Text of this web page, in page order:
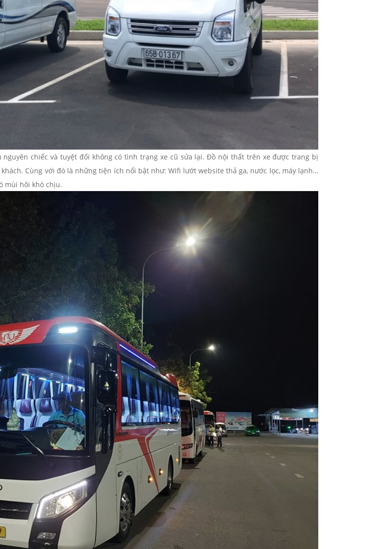
chiếc và tuyệt đối không có tình trạng xe cũ sửa lại. Đồ nội thất trên xe được trang bị
Cùng với đó là những tiện ích nổi bật như: Wifi lướt website thả ga, nước lọc, máy lạnh…
mùi hôi khó chịu.